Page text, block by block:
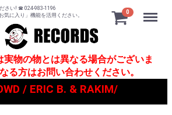
さい! ☎ 024-983-1196
気に入り」機能を活用ください。
0 Menu
実物の物とは異なる場合がございま
る方はお問い合わせください。
/ ERIC B. & RAKIM/